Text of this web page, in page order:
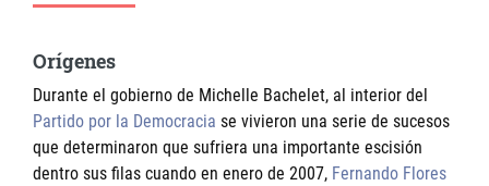
Orígenes
Durante el gobierno de Michelle Bachelet, al interior del
Partido por la Democracia se vivieron una serie de sucesos
que determinaron que sufriera una importante escisión
dentro sus filas cuando en enero de 2007, Fernando Flores